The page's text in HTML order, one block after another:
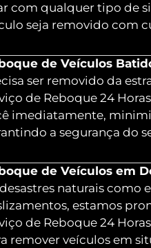
com qualquer tipo de
seja removido com
de Veículos
ser removido da
de Reboque 24
imediatamente,
a segurança do
de Veículos em
naturais como
estamos
de Reboque 24
remover veículos em